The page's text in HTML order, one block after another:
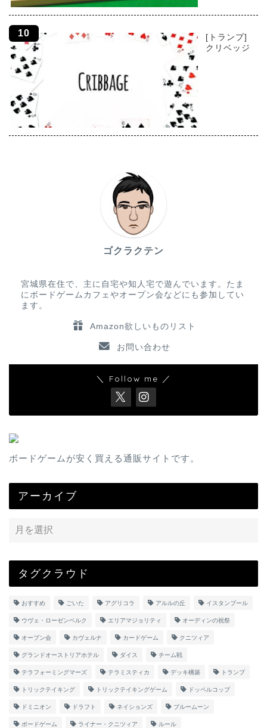
[トランプ]
クリベッジ
ゴクラクテン
宮城県在住で、主に自宅や知人宅で遊んでいます。たま
にボードゲームカフェやオープン会などにも参加してい
ます。
Amazon欲しいものリスト
お問い合わせ
＼ Follow me ／
ボードゲームが安く買える通販サイトです。
アーカイブ
タグクラウド
おすすめ ごいた アグリコラ アルルの丘 イスタンブール
ウヴェ・ローゼンベルク エリアマジョリティ オーディンの祝祭
オープン会 カヴェルナ カードゲーム クニツィア
グランドオーストリアホテル ダイス チーム戦
テラフォーミングマーズ テラミスティカ デッキ構築 トランプ
トリックテイキング トリックテイキングゲーム ドッペルコップ
ドミニオン ドラフト ネイションズ ブルームーン
ボードゲーム ライナー・クニツィア ルール